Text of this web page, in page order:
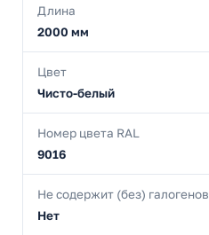
Длина
2000 мм
Цвет
Чисто-белый
Номер цвета RAL
9016
Не содержит (без) галогенов
Нет